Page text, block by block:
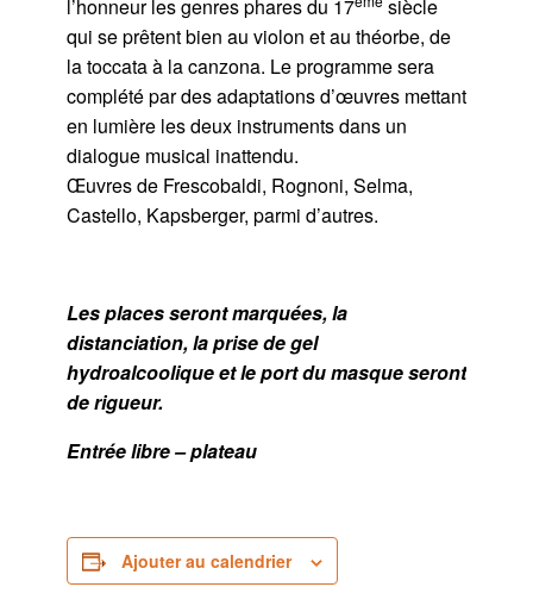
l’honneur les genres phares du 17
siècle
qui se prêtent bien au violon et au théorbe, de
la toccata à la canzona. Le programme sera
complété par des adaptations d’œuvres mettant
en lumière les deux instruments dans un
dialogue musical inattendu.
Œuvres de Frescobaldi, Rognoni, Selma,
Castello, Kapsberger, parmi d’autres.
Les places seront marquées, la
distanciation, la prise de gel
hydroalcoolique et le port du masque seront
de rigueur.
Entrée libre – plateau
Ajouter au calendrier